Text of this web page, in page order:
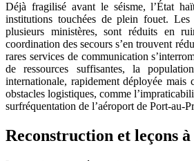
Déjà fragilisé avant le séisme, l’État
institutions touchées de plein fouet.
plusieurs ministères, sont réduits en
coordination des secours s’en trouvent
rares services de communication
de ressources suffisantes, la
internationale, rapidement déployée mais
obstacles logistiques, comme
surfréquentation de l’aéroport de Port-au-
Reconstruction et leçons